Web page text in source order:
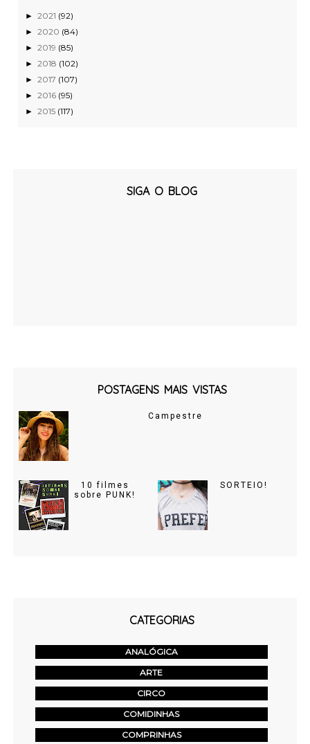
►2021 (92)
►2020 (84)
►2019 (85)
►2018 (102)
►2017 (107)
►2016 (95)
►2015 (117)
SIGA O BLOG
POSTAGENS MAIS VISTAS
Campestre
10 filmes
sobre PUNK!
SORTEIO!
CATEGORIAS
ANALÓGICA
ARTE
CIRCO
COMIDINHAS
COMPRINHAS